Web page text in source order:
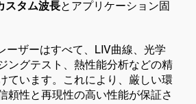
スタム波長とアプリケーション固
ーザーはすべて、LIV曲線、光学
ングテスト、熱性能分析などの精
ています。これにより、厳しい環
頼性と再現性の高い性能が保証さ